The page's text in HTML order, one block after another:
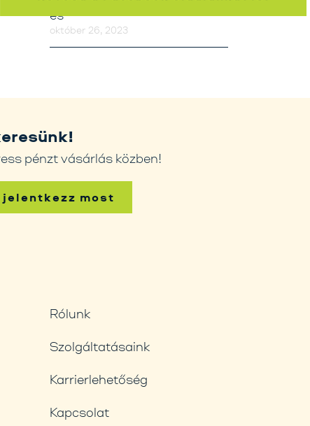
október 26, 2023
és
pénzt vásárlás közben!
jelentkezz most
Rólunk
Szolgáltatásaink
Karrierlehetőség
Kapcsolat